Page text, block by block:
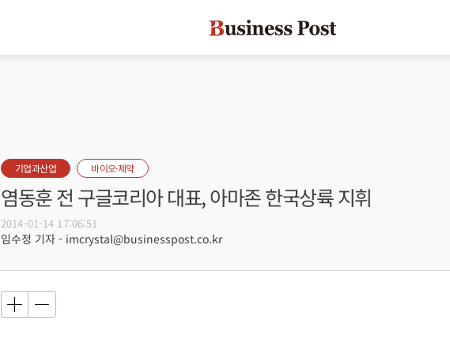
기업과산업 바이오·제약
염동훈 전 구글코리아 대표, 아마존 한국상륙 지휘
2014-01-14 17:06:51
임수정 기자 - imcrystal@businesspost.co.kr